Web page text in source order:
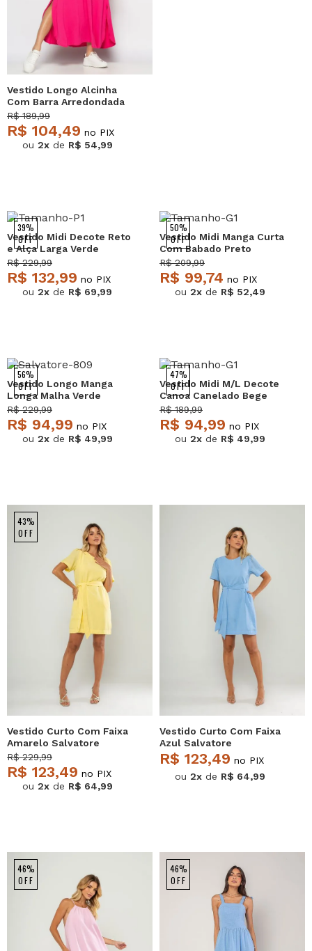
Vestido Longo Alcinha
Com Barra Arredondada
E Bolsos Pink Salvatore
R$ 189,99
R$ 104,49 no PIX
ou 2x de R$ 54,99
39%
OFF
Vestido Midi Decote Reto
e Alça Larga Verde
Salvatore
R$ 229,99
R$ 132,99 no PIX
ou 2x de R$ 69,99
50%
OFF
Vestido Midi Manga Curta
Com Babado Preto
Salvatore
R$ 209,99
R$ 99,74 no PIX
ou 2x de R$ 52,49
56%
OFF
Vestido Longo Manga
Longa Malha Verde
Salvatore
R$ 229,99
R$ 94,99 no PIX
ou 2x de R$ 49,99
47%
OFF
Vestido Midi M/L Decote
Canoa Canelado Bege
Salvatore
R$ 189,99
R$ 94,99 no PIX
ou 2x de R$ 49,99
43%
OFF
Vestido Curto Com Faixa
Amarelo Salvatore
R$ 229,99
R$ 123,49 no PIX
ou 2x de R$ 64,99
Vestido Curto Com Faixa
Azul Salvatore
R$ 123,49 no PIX
ou 2x de R$ 64,99
46%
OFF
46%
OFF